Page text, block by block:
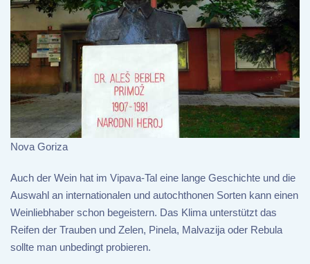
Nova Goriza
Auch der Wein hat im Vipava-Tal eine lange Geschichte und die
Auswahl an internationalen und autochthonen Sorten kann einen
Weinliebhaber schon begeistern. Das Klima unterstützt das
Reifen der Trauben und Zelen, Pinela, Malvazija oder Rebula
sollte man unbedingt probieren.